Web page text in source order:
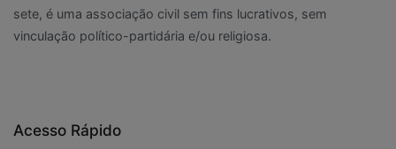
sete, é uma associação civil sem fins lucrativos, sem
vinculação político-partidária e/ou religiosa.
Acesso Rápido